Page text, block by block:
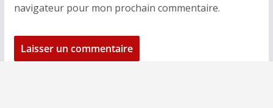
navigateur pour mon prochain commentaire.